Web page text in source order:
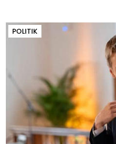
POLITIK